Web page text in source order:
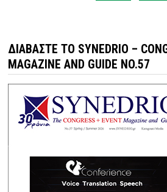
ΔΙΑΒΆΣΤΕ ΤΟ SYNEDRIO –
MAGAZINE AND GUIDE NO.57